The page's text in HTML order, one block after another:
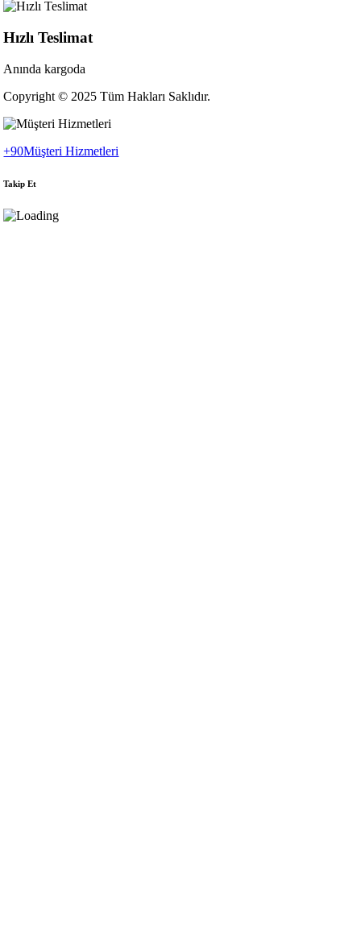
Hızlı Teslimat
Anında kargoda
Copyright © 2025 Tüm Hakları Saklıdır.
+90Müşteri Hizmetleri
Takip Et